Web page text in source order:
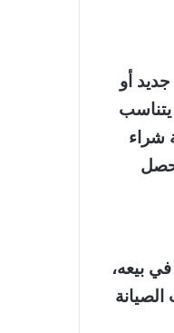
أو
يتناسب
شراء
بيعه،